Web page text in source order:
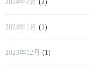
2024年2月 (2)
2024年1月 (1)
2023年12月 (1)